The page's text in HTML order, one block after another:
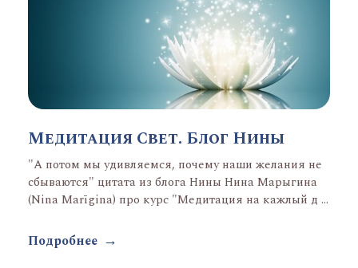
Медитация Свет. Блог Нины
"А потом мы удивляемся, почему наши желания не
сбываются" цитата из блога Нины Нина Марыгина
(Nina Marīgina) про курс "Медитация на кажлый д ...
Подробнее